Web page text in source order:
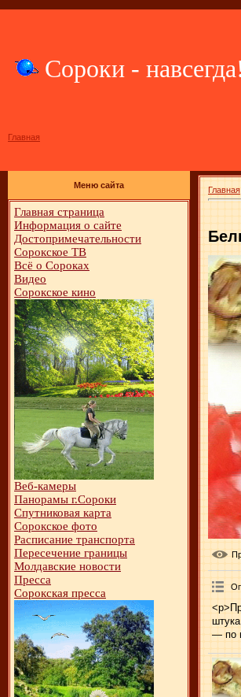
Сороки - навсегда!
Главная
Меню сайта
Главная страница
Информация о сайте
Достопримечательности
Сорокское ТВ
Всё о Сороках
Видео
Сорокское кино
Веб-камеры
Панорамы г.Сороки
Спутниковая карта
Сорокское фото
Расписание транспорта
Пересечение границы
Молдавские новости
Пресса
Сорокская пресса
Главная
— по